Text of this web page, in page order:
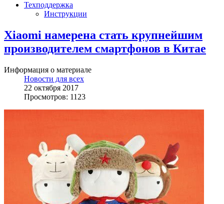
Техподдержка
Инструкции
Xiaomi намерена стать крупнейшим
производителем смартфонов в Китае
Информация о материале
Новости для всех
22 октября 2017
Просмотров: 1123